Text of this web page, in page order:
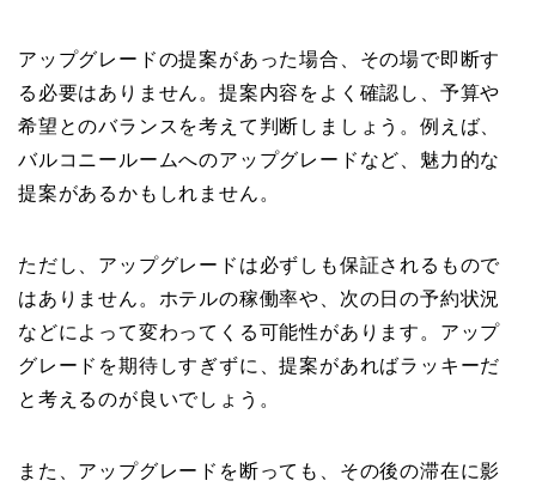
アップグレードの提案があった場合、その場で即断す
る必要はありません。提案内容をよく確認し、予算や
希望とのバランスを考えて判断しましょう。例えば、
バルコニールームへのアップグレードなど、魅力的な
提案があるかもしれません。
ただし、アップグレードは必ずしも保証されるもので
はありません。ホテルの稼働率や、次の日の予約状況
などによって変わってくる可能性があります。アップ
グレードを期待しすぎずに、提案があればラッキーだ
と考えるのが良いでしょう。
また、アップグレードを断っても、その後の滞在に影